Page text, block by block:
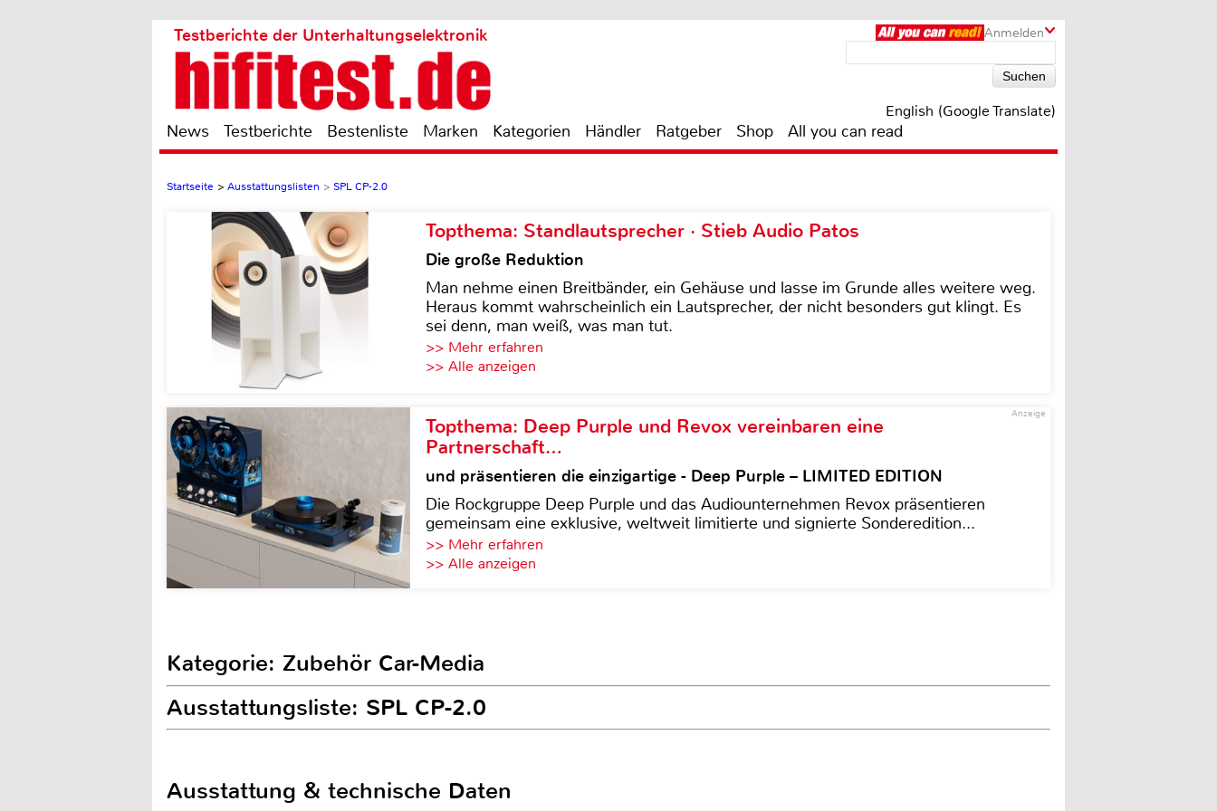
Anmelden
Testberichte der Unterhaltungselektronik
English (Google Translate)
News Testberichte Bestenliste Marken Kategorien Händler Ratgeber Shop All you can read
Startseite > Ausstattungslisten > SPL CP-2.0
Topthema: Standlautsprecher · Stieb Audio Patos
Die große Reduktion
Man nehme einen Breitbänder, ein Gehäuse und lasse im Grunde alles weitere weg.
Heraus kommt wahrscheinlich ein Lautsprecher, der nicht besonders gut klingt. Es
sei denn, man weiß, was man tut.
>> Mehr erfahren
>> Alle anzeigen
Anzeige
Topthema: Deep Purple und Revox vereinbaren eine
Partnerschaft…
und präsentieren die einzigartige - Deep Purple – LIMITED EDITION
Die Rockgruppe Deep Purple und das Audiounternehmen Revox präsentieren
gemeinsam eine exklusive, weltweit limitierte und signierte Sonderedition...
>> Mehr erfahren
>> Alle anzeigen
Kategorie: Zubehör Car-Media
Ausstattungsliste: SPL CP-2.0
Ausstattung & technische Daten